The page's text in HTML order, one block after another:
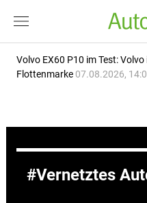
Volvo EX60 P10 im Test: Volvo
Flottenmarke 07.08.2026,
Vernetztes